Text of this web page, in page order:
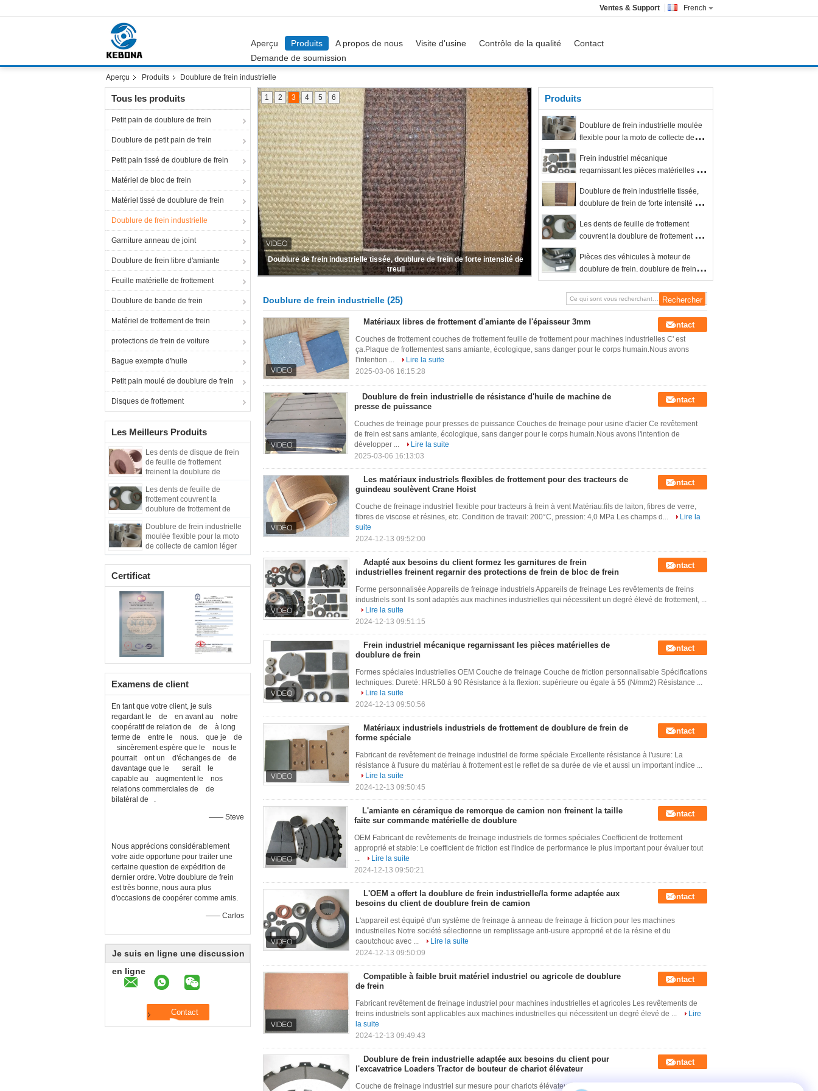
French
Ventes & Support
Aperçu Produits A propos de nous Visite d'usine Contrôle de la qualité
Contact
Demande de soumission
Aperçu Produits Doublure de frein industrielle
Tous les produits
Petit pain de doublure de frein
Doublure de petit pain de frein
Petit pain tissé de doublure de frein
Matériel de bloc de frein
Matériel tissé de doublure de frein
Doublure de frein industrielle
Garniture anneau de joint
Doublure de frein libre d'amiante
Feuille matérielle de frottement
Doublure de bande de frein
Matériel de frottement de frein
protections de frein de voiture
Bague exempte d'huile
Petit pain moulé de doublure de frein
Disques de frottement
Les Meilleurs Produits
Les dents de disque de frein
de feuille de frottement
freinent la doublure de
de dents de doublure
Les dents de feuille de
frottement couvrent la
doublure de frottement de
revêtement de frein de dents
Doublure de frein industrielle
moulée flexible pour la moto
de collecte de camion léger
Certificat
Examens de client
En tant que votre client, je suis
regardant le de en avant au notre
coopératif de relation de de à long
terme de entre le nous. que je de
sincèrement espère que le nous le
pourrait ont un d'échanges de de
davantage que le serait le
capable au augmentent le nos
relations commerciales de de
bilatéral de .
—— Steve
Nous apprécions considérablement
votre aide opportune pour traiter une
certaine question de expédition de
dernier ordre. Votre doublure de frein
est très bonne, nous aura plus
d'occasions de coopérer comme amis.
—— Carlos
Je suis en ligne une discussion
en ligne
Les dents de feuille de frottement couvrent la doublure de frottement de dents
de disque de dents de revêtement de frein de dents
1 2 3 4 5 6 Produits
Doublure de frein industrielle moulée
flexible pour la moto de collecte de
Frein industriel mécanique
regarnissant les pièces matérielles de
Doublure de frein industrielle tissée,
doublure de frein de forte intensité de
Les dents de feuille de frottement
couvrent la doublure de frottement de
revêtement de frein de dents
Pièces des véhicules à moteur de
doublure de frein, doublure de frein à
disque de tambour pour l'ascenseur
Doublure de frein industrielle (25)
Matériaux libres de frottement d'amiante de l'épaisseur 3mm Contact
Couches de frottement couches de frottement feuille de frottement pour machines industrielles C' est
ça.Plaque de frottementest sans amiante, écologique, sans danger pour le corps humain.Nous avons
l'intention ...
Lire la suite
2025-03-06 16:15:28
Doublure de frein industrielle de résistance d'huile de machine de
presse de puissance
Contact
Couches de freinage pour presses de puissance Couches de freinage pour usine d'acier Ce revêtement
de frein est sans amiante, écologique, sans danger pour le corps humain.Nous avons l'intention de
développer ...
Lire la suite
2025-03-06 16:13:03
Les matériaux industriels flexibles de frottement pour des tracteurs de
guindeau soulèvent Crane Hoist
Contact
Couche de freinage industriel flexible pour tracteurs à frein à vent Matériau:fils de laiton, fibres de verre,
fibres de viscose et résines, etc. Condition de travail: 200°C, pression: 4,0 MPa Les champs d...
Lire la
suite
2024-12-13 09:52:00
Adapté aux besoins du client formez les garnitures de frein
industrielles freinent regarnir des protections de frein de bloc de frein
Contact
Forme personnalisée Appareils de freinage industriels Appareils de freinage Les revêtements de freins
industriels sont Ils sont adaptés aux machines industrielles qui nécessitent un degré élevé de frottement, ...
Lire la suite
2024-12-13 09:51:15
Frein industriel mécanique regarnissant les pièces matérielles de
doublure de frein
Contact
Formes spéciales industrielles OEM Couche de freinage Couche de friction personnalisable Spécifications
techniques: Dureté: HRL50 à 90 Résistance à la flexion: supérieure ou égale à 55 (N/mm2) Résistance ...
Lire la suite
2024-12-13 09:50:56
Matériaux industriels industriels de frottement de doublure de frein de
forme spéciale
Contact
Fabricant de revêtement de freinage industriel de forme spéciale Excellente résistance à l'usure: La
résistance à l'usure du matériau à frottement est le reflet de sa durée de vie et aussi un important indice ...
Lire la suite
2024-12-13 09:50:45
L'amiante en céramique de remorque de camion non freinent la taille
faite sur commande matérielle de doublure
Contact
OEM Fabricant de revêtements de freinage industriels de formes spéciales Coefficient de frottement
approprié et stable: Le coefficient de friction est l'indice de performance le plus important pour évaluer tout
...
Lire la suite
2024-12-13 09:50:21
L'OEM a offert la doublure de frein industrielle/la forme adaptée aux
besoins du client de doublure frein de camion
Contact
L'appareil est équipé d'un système de freinage à anneau de freinage à friction pour les machines
industrielles Notre société sélectionne un remplissage anti-usure approprié et de la résine et du
caoutchouc avec ...
Lire la suite
2024-12-13 09:50:09
Compatible à faible bruit matériel industriel ou agricole de doublure
de frein
Contact
Fabricant revêtement de freinage industriel pour machines industrielles et agricoles Les revêtements de
freins industriels sont applicables aux machines industrielles qui nécessitent un degré élevé de ...
Lire
la suite
2024-12-13 09:49:43
Doublure de frein industrielle adaptée aux besoins du client pour
l'excavatrice Loaders Tractor de bouteur de chariot élévateur
Contact
Couche de freinage industriel sur mesure pour chariots élévateurs à fourche bulldozers excavateurs